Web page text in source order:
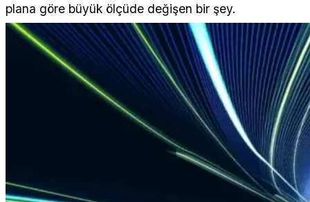
plana göre büyük ölçüde değişen bir şey.